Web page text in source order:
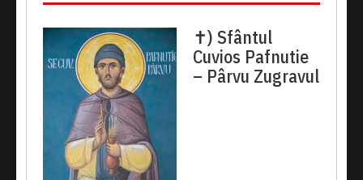
✝) Sfântul
Cuvios Pafnutie
– Pârvu Zugravul